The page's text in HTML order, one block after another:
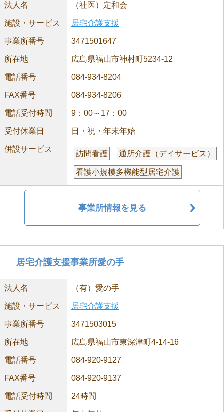
法人名 （社医）定和会
施設・サービス 居宅介護支援
事業所番号 3471501647
所在地 広島県福山市神村町5234-12
電話番号 084-934-8204
FAX番号 084-934-8206
電話受付時間 9：00～17：00
受付休業日 日・祝・年末年始
併設サービス
訪問看護 通所介護（デイサービス）
看護小規模多機能型居宅介護
事業所情報を見る
居宅介護支援事業所愛の手
法人名 （有）愛の手
施設・サービス 居宅介護支援
事業所番号 3471503015
所在地 広島県福山市東深津町4-14-16
電話番号 084-920-9127
FAX番号 084-920-9137
電話受付時間 24時間